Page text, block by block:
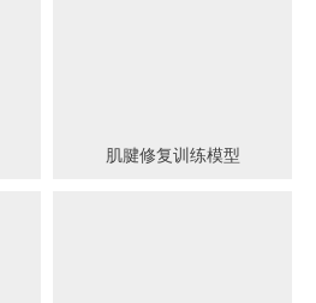
肌腱修复训练模型